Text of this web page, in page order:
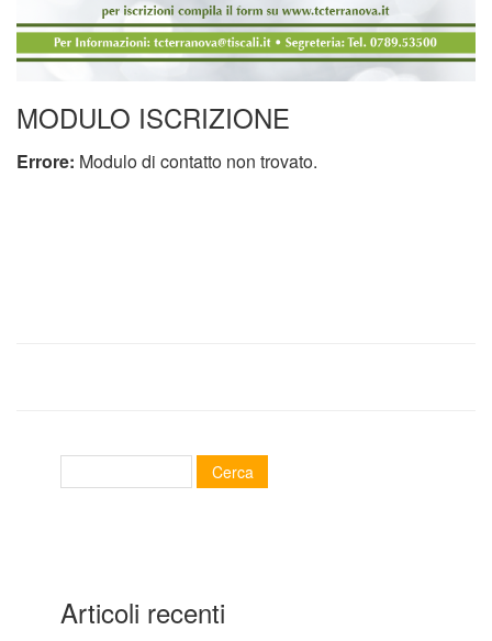
MODULO ISCRIZIONE
Errore: Modulo di contatto non trovato.
Articoli recenti